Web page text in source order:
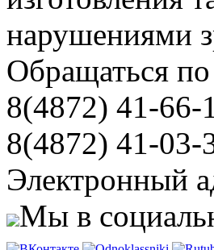
нарушениями
Обращаться
8(4872) 41-66-
8(4872) 41-03-
Электронный
Мы в